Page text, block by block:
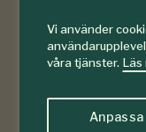
Vi använder
våra tjänster. Läs
Anpassa